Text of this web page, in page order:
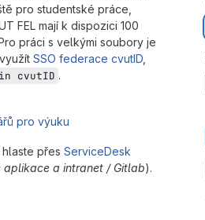
pro studentské práce,
FEL mají k dispozici 100
práci s velkými soubory je
SSO federace cvutID
cvutID .
pro výuku
přes ServiceDesk
aplikace a intranet / Gitlab).